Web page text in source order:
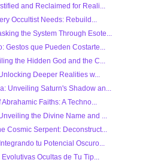
and Reclaimed for Reali...
Occultist Needs: Rebuild...
the System Through Esote...
Gestos que Pueden Costarte...
the Hidden God and the C...
Deeper Realities w...
Unveiling Saturn's Shadow an...
Faiths: A Techno...
the Divine Name and ...
Cosmic Serpent: Deconstruct...
tu Potencial Oscuro...
Ocultas de Tu Tip...